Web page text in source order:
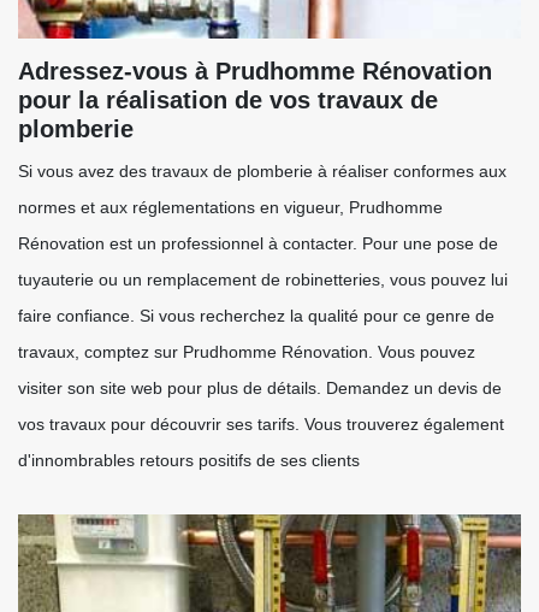
Adressez-vous à Prudhomme Rénovation
pour la réalisation de vos travaux de
plomberie
Si vous avez des travaux de plomberie à réaliser conformes aux
normes et aux réglementations en vigueur, Prudhomme
Rénovation est un professionnel à contacter. Pour une pose de
tuyauterie ou un remplacement de robinetteries, vous pouvez lui
faire confiance. Si vous recherchez la qualité pour ce genre de
travaux, comptez sur Prudhomme Rénovation. Vous pouvez
visiter son site web pour plus de détails. Demandez un devis de
vos travaux pour découvrir ses tarifs. Vous trouverez également
d'innombrables retours positifs de ses clients